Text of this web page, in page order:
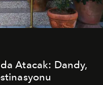
Atacak: Dandy,